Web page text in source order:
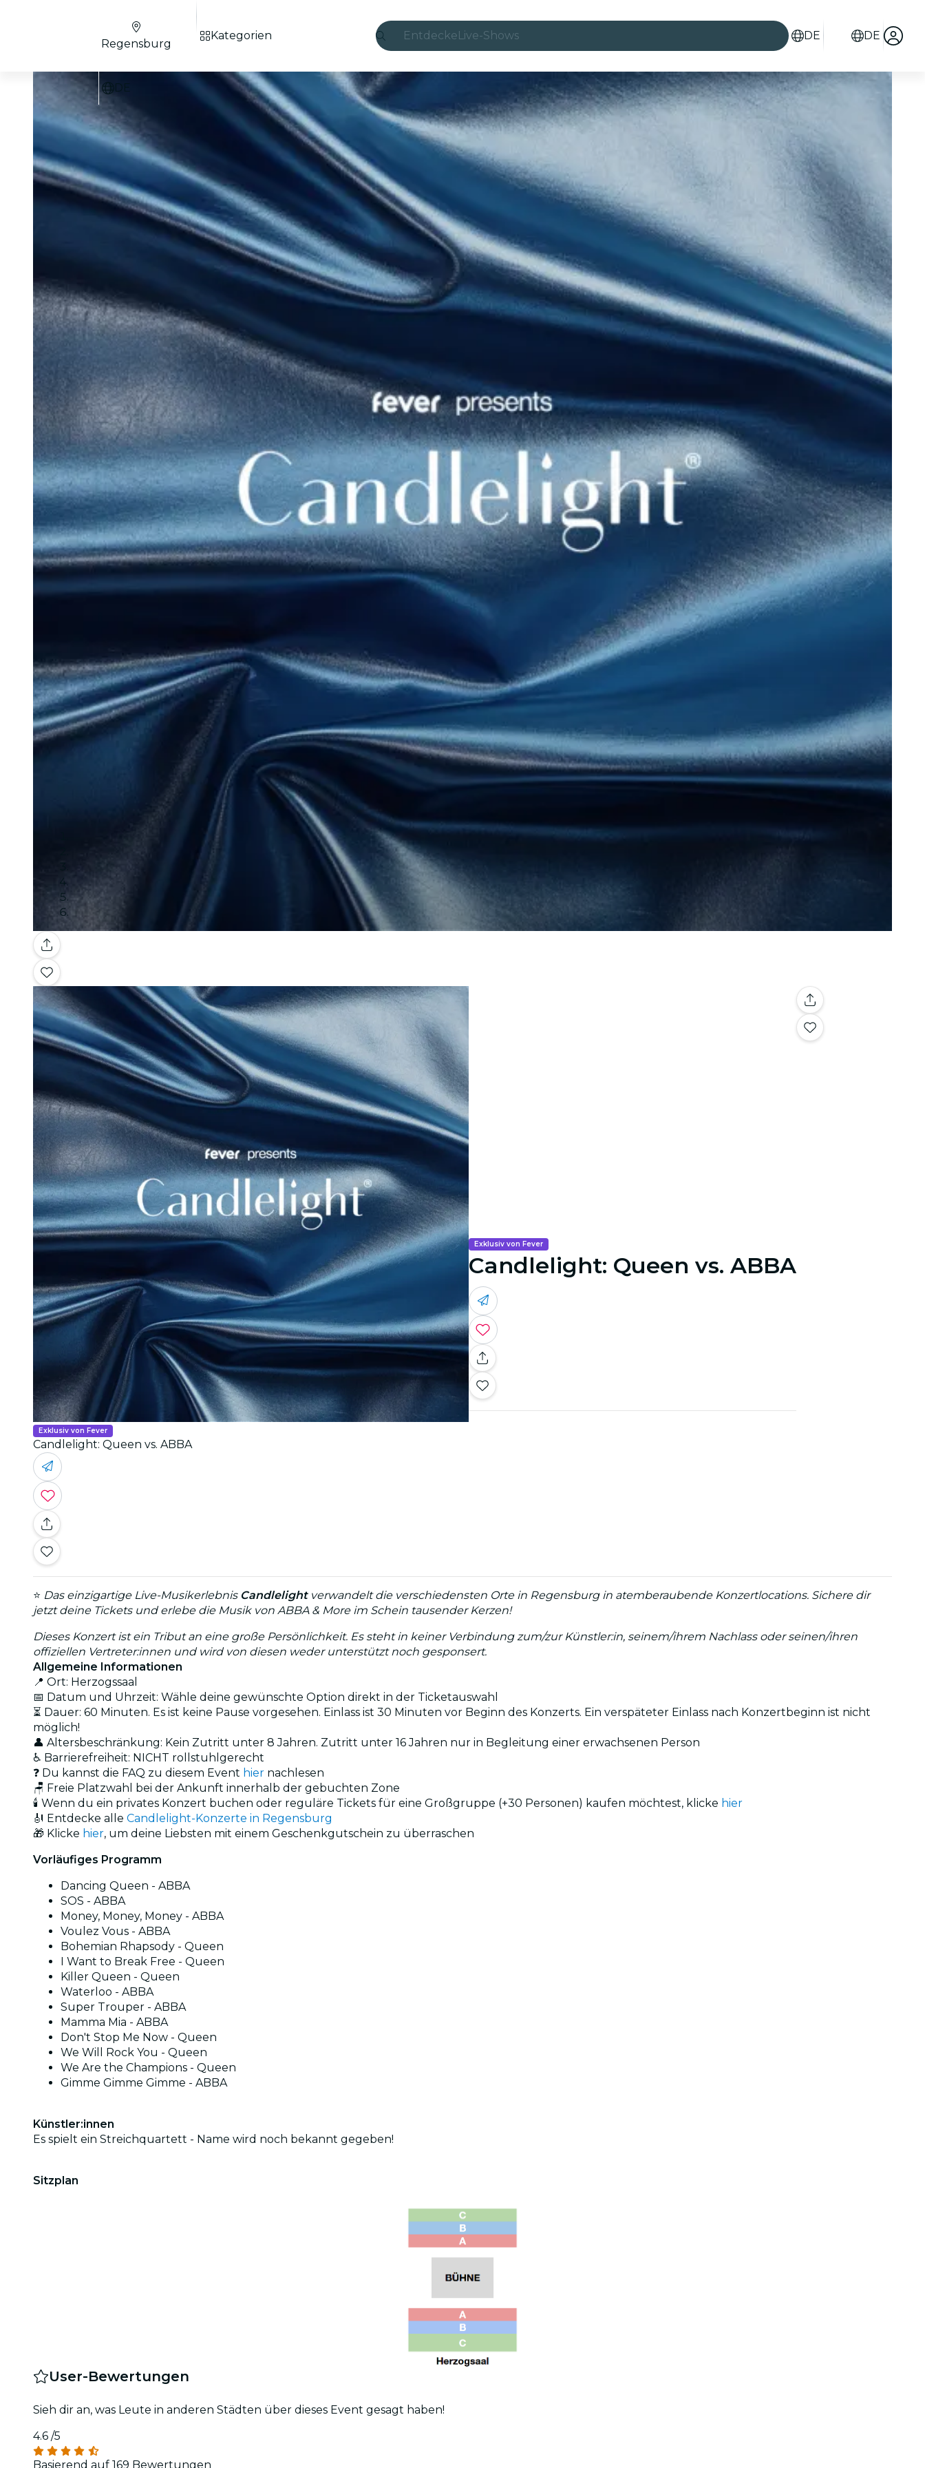
EntdeckeLive-Shows
Candlelight
London
Erlebnisse und Städte
São Paulo
Seoul
Stadttouren
Konzerte
DE DE
Regensburg
DE
Kategorien
Galerie
Exklusiv von Fever
Candlelight: Queen vs. ABBA
Exklusiv von Fever
Candlelight: Queen vs. ABBA
⭐ Das einzigartige Live-Musikerlebnis Candlelightverwandelt die verschiedensten Orte in Regensburg in atemberaubende Konzertlocations. Sichere dir
jetzt deine Tickets und erlebe die Musik von ABBA & More im Schein tausender Kerzen!
Dieses Konzert ist ein Tribut an eine große Persönlichkeit. Es steht in keiner Verbindung zum/zur Künstler:in, seinem/ihrem Nachlass oder seinen/ihren
offiziellen Vertreter:innen und wird von diesen weder unterstützt noch gesponsert.
Allgemeine Informationen
📍 Ort: Herzogssaal
📅 Datum und Uhrzeit: Wähle deine gewünschte Option direkt in der Ticketauswahl
⏳ Dauer: 60 Minuten. Es ist keine Pause vorgesehen. Einlass ist 30 Minuten vor Beginn des Konzerts. Ein verspäteter Einlass nach Konzertbeginn ist nicht
möglich!
👤 Altersbeschränkung: Kein Zutritt unter 8 Jahren. Zutritt unter 16 Jahren nur in Begleitung einer erwachsenen Person
♿ Barrierefreiheit: NICHT rollstuhlgerecht
❓ Du kannst die FAQ zu diesem Event hier nachlesen
🪑 Freie Platzwahl bei der Ankunft innerhalb der gebuchten Zone
🕯️ Wenn du ein privates Konzert buchen oder reguläre Tickets für eine Großgruppe (+30 Personen) kaufen möchtest, klicke hier
🎻 Entdecke alle Candlelight-Konzerte in Regensburg
🎁 Klicke hier, um deine Liebsten mit einem Geschenkgutschein zu überraschen
Vorläufiges Programm
Dancing Queen - ABBA
SOS - ABBA
Money, Money, Money - ABBA
Voulez Vous - ABBA
Bohemian Rhapsody - Queen
I Want to Break Free - Queen
Killer Queen - Queen
Waterloo - ABBA
Super Trouper - ABBA
Mamma Mia - ABBA
Don't Stop Me Now - Queen
We Will Rock You - Queen
We Are the Champions - Queen
Gimme Gimme Gimme - ABBA
Künstler:innen
Es spielt ein Streichquartett - Name wird noch bekannt gegeben!
Sitzplan
User-Bewertungen
Sieh dir an, was Leute in anderen Städten über dieses Event gesagt haben!
4.6 /5
Basierend auf 169 Bewertungen